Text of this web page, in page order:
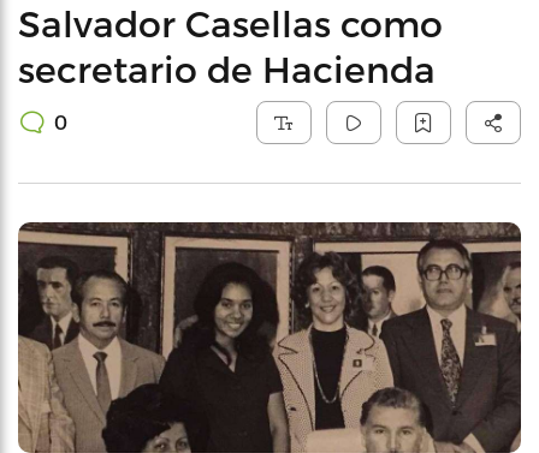
Salvador Casellas como
secretario de Hacienda
0